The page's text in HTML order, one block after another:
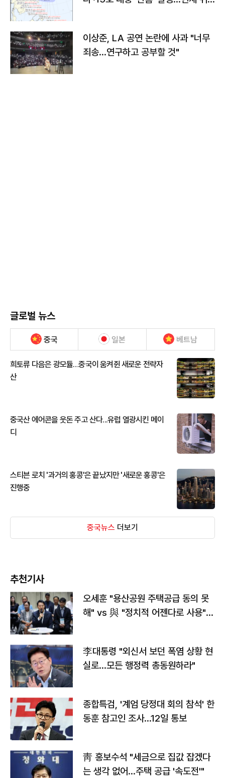
이상준, LA 공연 논란에 사과 "너무
죄송…연구하고 공부할 것"
글로벌 뉴스
중국 일본 베트남
희토류 다음은 광모듈…중국이 움켜쥔 새로운 전략자
산
중국산 에어콘을 웃돈 주고 산다...유럽 열광시킨 메이
디
스티븐 로치 '과거의 홍콩'은 끝났지만 '새로운 홍콩'은
진행중
중국뉴스 더보기
추천기사
오세훈 "용산공원 주택공급 동의 못
해" vs 與 "정치적 어젠다로 사용"
李대통령 "외신서 보던 폭염 상황 현
실로…모든 행정력 총동원하라"
종합특검, '계엄 당정대 회의 참석' 한
동훈 참고인 조사...12일 통보
靑 홍보수석 "세금으로 집값 잡겠다
는 생각 없어…주택 공급 '속도전'"